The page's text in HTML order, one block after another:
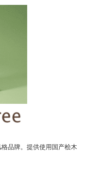
品牌。提供使用国产桧木